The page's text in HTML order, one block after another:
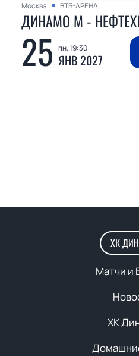
Москва
ВТБ-АРЕНА
ДИНАМО М -
25 пн, 19:30
ЯНВ 2027
ХК
Матчи и
ХК